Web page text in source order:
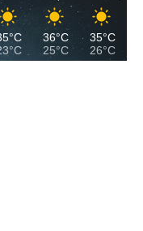
36°C
25°C
35°C
26°C